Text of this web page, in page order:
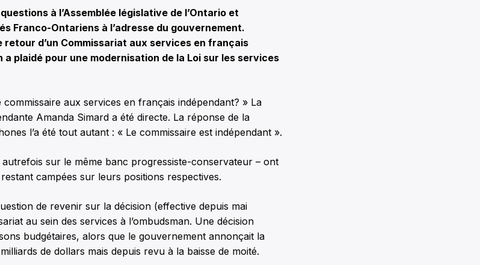
à l’Assemblée législative de l’Ontario et
Franco-Ontariens à l’adresse du gouvernement.
retour d’un Commissariat aux services en français
a plaidé pour une modernisation de la Loi sur les services
aux services en français indépendant? » La
Amanda Simard a été directe. La réponse de la
l’a été tout autant : « Le commissaire est indépendant ».
autrefois sur le même banc progressiste-conservateur – ont
campées sur leurs positions respectives.
de revenir sur la décision (effective depuis mai
au sein des services à l’ombudsman. Une décision
budgétaires, alors que le gouvernement annonçait la
de dollars mais depuis revu à la baisse de moité.